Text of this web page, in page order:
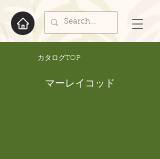
​カタログTOP
マーレイコッド